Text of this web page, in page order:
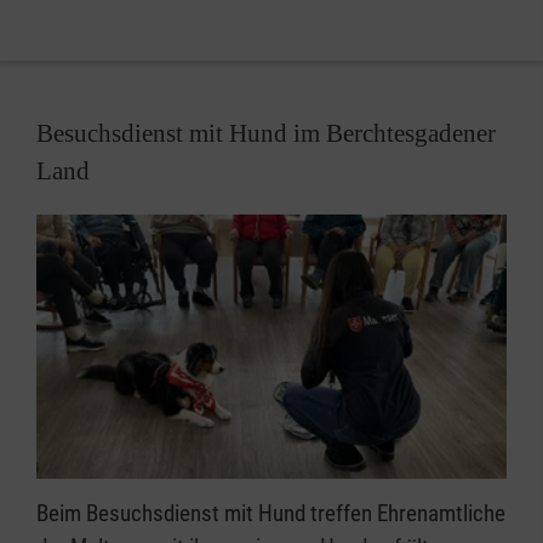
Weitere Informationen zu unseren Glücksbringer
Aktionen und den aktuellen Flyer zum Download
finden Siehier.
Besuchsdienst mit Hund im Berchtesgadener
Land
Beim Besuchsdienst mit Hund treffen Ehrenamtliche